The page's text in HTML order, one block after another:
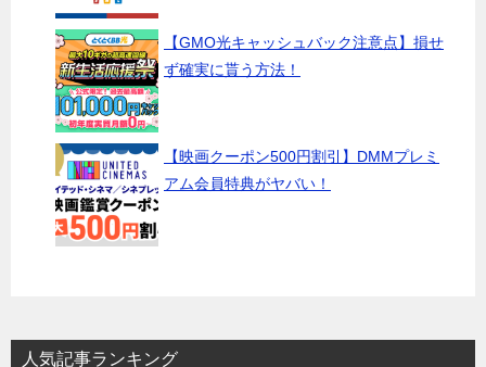
【GMO光キャッシュバック注意点】損せ
ず確実に貰う方法！
【映画クーポン500円割引】DMMプレミ
アム会員特典がヤバい！
人気記事ランキング